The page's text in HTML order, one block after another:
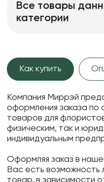
Все товары
категории
Как купить
Компания Миррэй
оформления заказа
товаров для
физическим, так и
индивидуальным
Оформляя заказ в
Вас есть возможность
товар, в зависимости